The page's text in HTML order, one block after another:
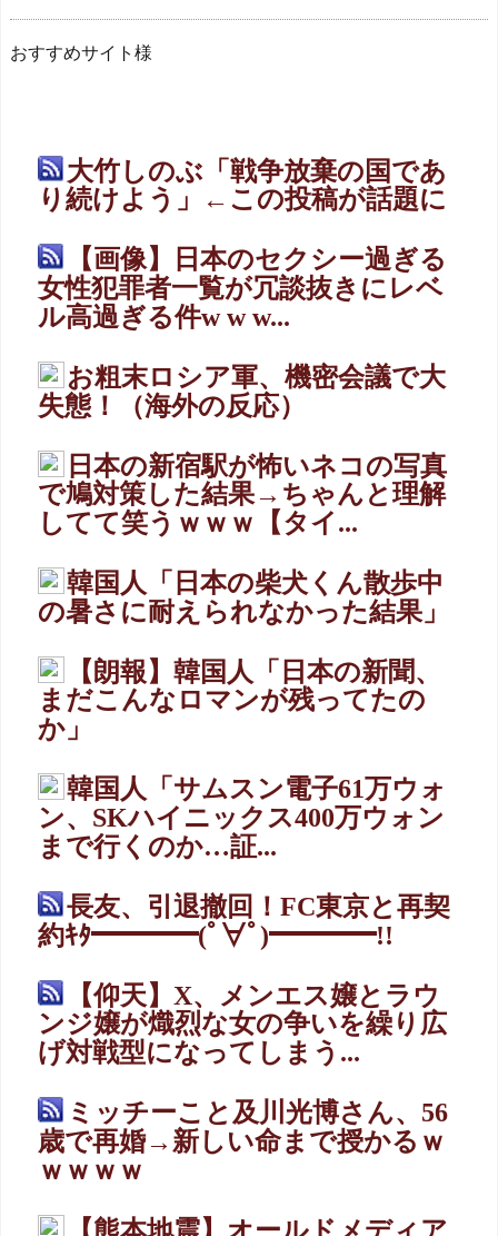
おすすめサイト様
大竹しのぶ「戦争放棄の国であ
り続けよう」←この投稿が話題に
【画像】日本のセクシー過ぎる
女性犯罪者一覧が冗談抜きにレベ
ル高過ぎる件w w w...
お粗末ロシア軍、機密会議で大
失態！（海外の反応）
日本の新宿駅が怖いネコの写真
で鳩対策した結果→ちゃんと理解
してて笑うｗｗｗ【タイ...
韓国人「日本の柴犬くん散歩中
の暑さに耐えられなかった結果」
【朗報】韓国人「日本の新聞、
まだこんなロマンが残ってたの
か」
韓国人「サムスン電子61万ウォ
ン、SKハイニックス400万ウォン
まで行くのか…証...
長友、引退撤回！FC東京と再契
約ｷﾀ━━━━(ﾟ∀ﾟ)━━━━!!
【仰天】X、メンエス嬢とラウ
ンジ嬢が熾烈な女の争いを繰り広
げ対戦型になってしまう...
ミッチーこと及川光博さん、56
歳で再婚→新しい命まで授かるｗ
ｗｗｗｗ
【熊本地震】オールドメディア